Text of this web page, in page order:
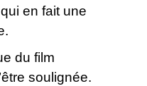
en fait une
du film
soulignée.